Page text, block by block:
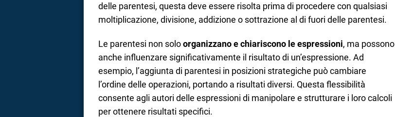
delle parentesi, questa deve essere risolta prima di procedere con qualsiasi
moltiplicazione, divisione, addizione o sottrazione al di fuori delle parentesi.
Le parentesi non soloorganizzano e chiariscono le espressioni, ma possono
anche influenzare significativamente il risultato di un’espressione. Ad
esempio, l’aggiunta di parentesi in posizioni strategiche può cambiare
l’ordine delle operazioni, portando a risultati diversi. Questa flessibilità
consente agli autori delle espressioni di manipolare e strutturare i loro calcoli
per ottenere risultati specifici.